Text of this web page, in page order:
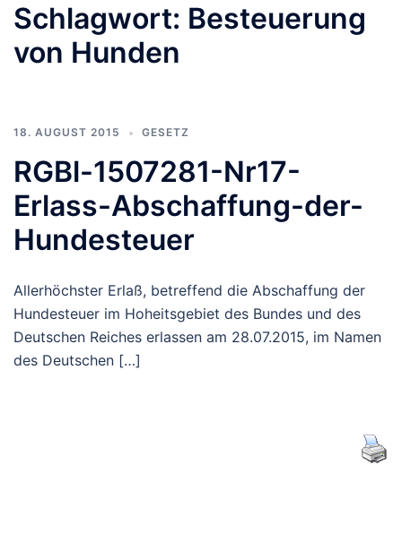
Schlagwort: Besteuerung
von Hunden
18. AUGUST 2015 GESETZ
RGBl-1507281-Nr17-
Erlass-Abschaffung-der-
Hundesteuer
Allerhöchster Erlaß, betreffend die Abschaffung der
Hundesteuer im Hoheitsgebiet des Bundes und des
Deutschen Reiches erlassen am 28.07.2015, im Namen
des Deutschen […]